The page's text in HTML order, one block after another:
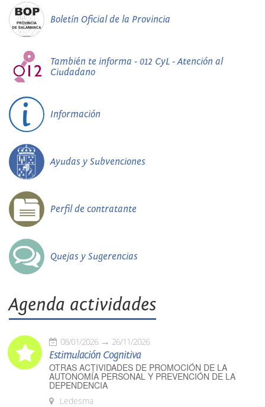
Boletín Oficial de la Provincia
También te informa - 012 CyL - Atención al
Ciudadano
Información
Ayudas y Subvenciones
Perfil de contratante
Quejas y Sugerencias
Agenda actividades
08/01/2026 26/11/2026
Estimulación Cognitiva
OTRAS ACTIVIDADES DE PROMOCIÓN DE LA
AUTONOMÍA PERSONAL Y PREVENCIÓN DE LA
DEPENDENCIA
Ledesma